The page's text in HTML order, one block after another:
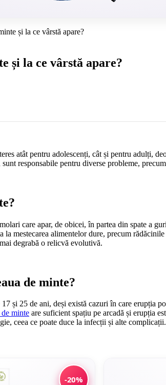
și la ce vârstă apare?
și la ce vârstă apare?
atât pentru adolescenți, cât și pentru adulți,
responsabile pentru diverse probleme,
care apar, de obicei, în partea din spate a
mestecarea alimentelor dure, precum
degrabă o relicvă evolutivă.
de minte?
și 25 de ani, deși există cazuri în care erupția
de minte are suficient spațiu pe arcadă și erupția
ceea ce poate duce la infecții și alte complicații.
-20%